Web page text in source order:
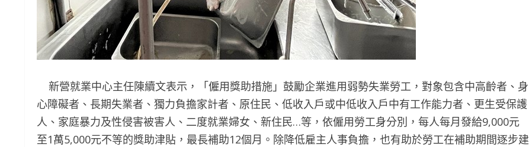
新營就業中心主任陳續文表示，「僱用獎助措施」鼓勵企業進用弱勢失業勞工，對象包含中高齡者、身
心障礙者、長期失業者、獨力負擔家計者、原住民、低收入戶或中低收入戶中有工作能力者、更生受保護
人、家庭暴力及性侵害被害人、二度就業婦女、新住民…等，依僱用勞工身分別，每人每月發給9,000元
至1萬5,000元不等的獎助津貼，最長補助12個月。除降低雇主人事負擔，也有助於勞工在補助期間逐步建